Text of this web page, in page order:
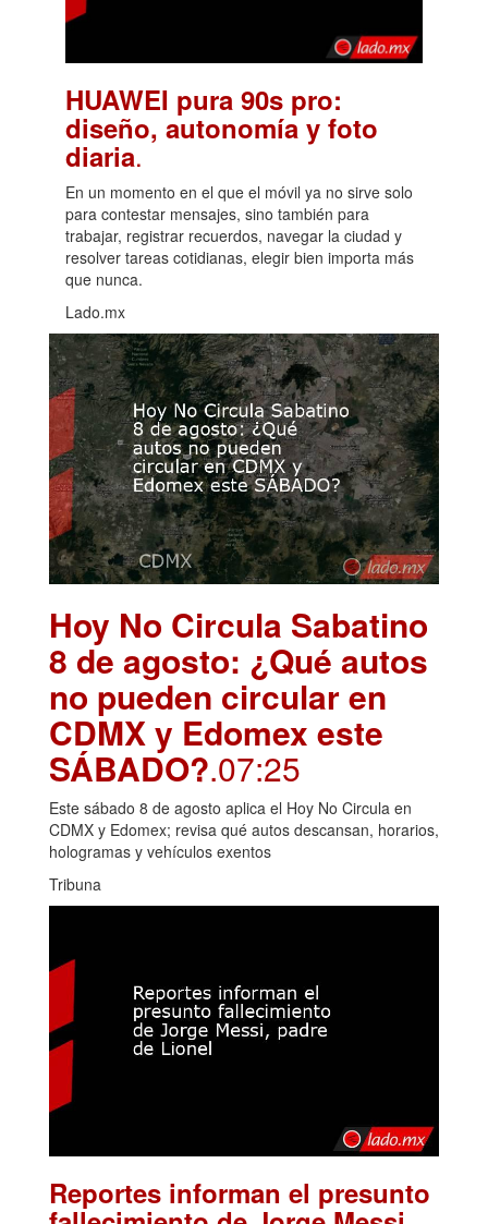
HUAWEI pura 90s pro:
diseño, autonomía y foto
diaria.
En un momento en el que el móvil ya no sirve solo
para contestar mensajes, sino también para
trabajar, registrar recuerdos, navegar la ciudad y
resolver tareas cotidianas, elegir bien importa más
que nunca.
Lado.mx
Hoy No Circula Sabatino
8 de agosto: ¿Qué autos
no pueden circular en
CDMX y Edomex este
SÁBADO?.07:25
Este sábado 8 de agosto aplica el Hoy No Circula en
CDMX y Edomex; revisa qué autos descansan, horarios,
hologramas y vehículos exentos
Tribuna
Reportes informan el presunto